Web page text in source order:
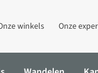
winkels Onze